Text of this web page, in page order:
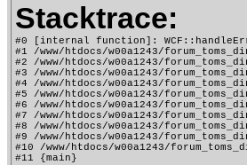
Stacktrace:
#0 [internal function]:
#1 /www/htdocs/w00a1243/
#2 /www/htdocs/w00a1243/
#3 /www/htdocs/w00a1243/
#4 /www/htdocs/w00a1243/
#5 /www/htdocs/w00a1243/
#6 /www/htdocs/w00a1243/
#7 /www/htdocs/w00a1243/
#8 /www/htdocs/w00a1243/
#9 /www/htdocs/w00a1243/
#10 /www/htdocs/w00a1243/
#11 {main}